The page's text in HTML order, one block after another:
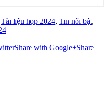
Tài liệu họp 2024, Tin nổi bật,
Share with Google+Share